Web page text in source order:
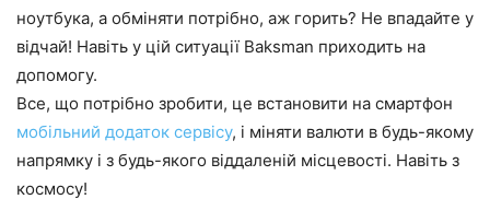
ноутбука, а обміняти потрібно, аж горить? Не впадайте у
відчай! Навіть у цій ситуації Baksman приходить на
допомогу.
Все, що потрібно зробити, це встановити на смартфон
мобільний додаток сервісу, і міняти валюти в будь-якому
напрямку і з будь-якого віддаленій місцевості. Навіть з
космосу!